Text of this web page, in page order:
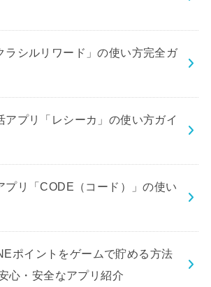
ラシルリワード」の使い方完全ガ
アプリ「レシーカ」の使い方ガイ
プリ「CODE（コード）」の使い
ポイントをゲームで貯める方法
心・安全なアプリ紹介